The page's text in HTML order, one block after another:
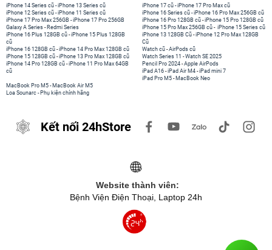
iPhone 14 Series cũ -iPhone 13 Series cũ
iPhone 12 Series cũ -iPhone 11 Series cũ
iPhone 17 Pro Max 256GB -iPhone 17 Pro 256GB
Galaxy A Series - Redmi Series
iPhone 17 cũ -iPhone 17 Pro Max cũ
iPhone 16 Series cũ - iPhone 16 Pro Max 256GB cũ
iPhone 16 Pro 128GB cũ -iPhone 15 Pro 128GB cũ
iPhone 15 Pro Max 256GB cũ - iPhone 15 Series cũ
iPhone 16 Plus 128GB cũ -iPhone 15 Plus 128GB
cũ
iPhone 16 128GB cũ -iPhone 14 Pro Max 128GB cũ
iPhone 15 128GB cũ -iPhone 13 Pro Max 128GB cũ
iPhone 14 Pro 128GB cũ -iPhone 11 Pro Max 64GB
cũ
iPhone 13 128GB Cũ -iPhone 12 Pro Max 128GB
Cũ
Watch cũ -AirPods cũ
Watch Series 11 -Watch SE 2025
Pencil Pro 2024 -Apple AirPods
iPad A16 -iPad Air M4 -iPad mini 7
iPad Pro M5 - MacBook Neo
MacBook Pro M5 - MacBook Air M5
Loa Sounarc - Phụ kiện chính hãng
Kết nối 24hStore
Website thành viên:
Bệnh Viện Điện Thoại, Laptop 24h